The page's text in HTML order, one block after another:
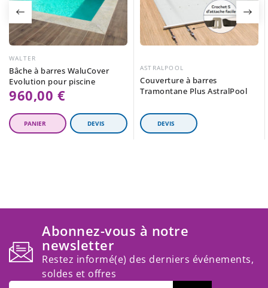
WALTER
Bâche à barres WaluCover
Evolution pour piscine
960,00 €
ASTRALPOOL
Couverture à barres
Tramontane Plus AstralPool
Abonnez-vous à notre
newsletter
Restez informé(e) des derniers événements,
soldes et offres